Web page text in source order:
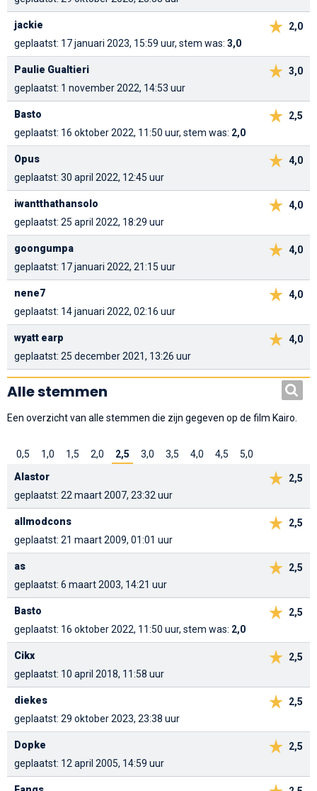
2,0
jackie
geplaatst: 17 januari 2023, 15:59 uur, stem was: 3,0
3,0
Paulie Gualtieri
geplaatst: 1 november 2022, 14:53 uur
2,5
Basto
geplaatst: 16 oktober 2022, 11:50 uur, stem was: 2,0
4,0
Opus
geplaatst: 30 april 2022, 12:45 uur
4,0
iwantthathansolo
geplaatst: 25 april 2022, 18:29 uur
4,0
goongumpa
geplaatst: 17 januari 2022, 21:15 uur
4,0
nene7
geplaatst: 14 januari 2022, 02:16 uur
4,0
wyatt earp
geplaatst: 25 december 2021, 13:26 uur
Alle stemmen
Een overzicht van alle stemmen die zijn gegeven op de film Kairo.
0,5 1,0 1,5 2,0 2,5 3,0 3,5 4,0 4,5 5,0
2,5
Alastor
geplaatst: 22 maart 2007, 23:32 uur
2,5
allmodcons
geplaatst: 21 maart 2009, 01:01 uur
2,5
as
geplaatst: 6 maart 2003, 14:21 uur
2,5
Basto
geplaatst: 16 oktober 2022, 11:50 uur, stem was: 2,0
2,5
Cikx
geplaatst: 10 april 2018, 11:58 uur
2,5
diekes
geplaatst: 29 oktober 2023, 23:38 uur
2,5
Dopke
geplaatst: 12 april 2005, 14:59 uur